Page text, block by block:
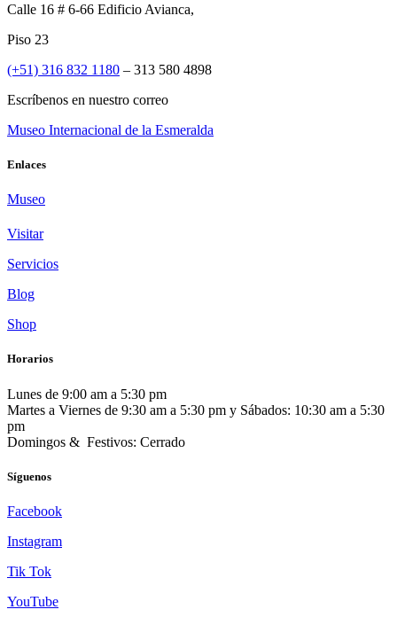
Calle 16 # 6-66 Edificio Avianca,
Piso 23
(+51) 316 832 1180 – 313 580 4898
Escríbenos en nuestro correo
Museo Internacional de la Esmeralda
Enlaces
Museo
Visitar
Servicios
Blog
Shop
Horarios
Lunes de 9:00 am a 5:30 pm
Martes a Viernes de 9:30 am a 5:30 pm y Sábados: 10:30 am a 5:30
pm
Domingos & Festivos: Cerrado
Síguenos
Facebook
Instagram
Tik Tok
YouTube